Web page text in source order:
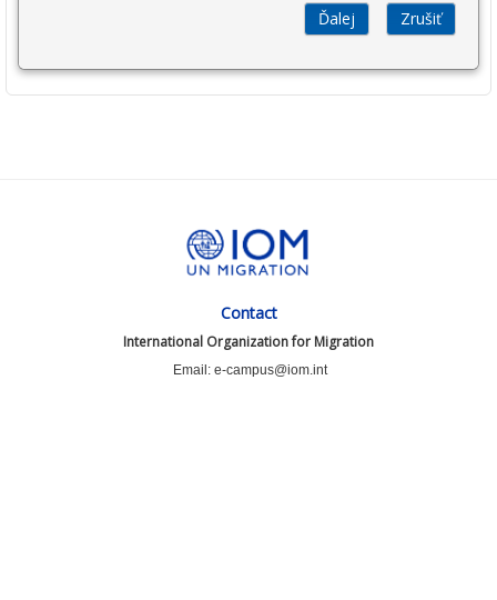
Contact
International Organization for Migration
Email: e-campus@iom.int